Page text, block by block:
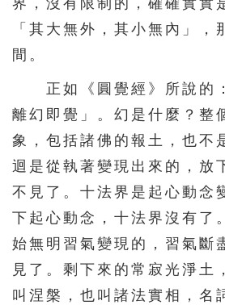
236 237 238
256 257 258
261 262 263
266 267 268
271 272 273
281 282 283
界，沒有限制的，確確實實
「其大無外，其小無內」，
間。
正如《圓覺經》所說的：
離幻即覺」。幻是什麼？整
象，包括諸佛的報土，也不
迴是從執著變現出來的，放
不見了。十法界是起心動念
下起心動念，十法界沒有了
始無明習氣變現的，習氣斷
見了。剩下來的常寂光淨土
叫涅槃，也叫諸法實相，名